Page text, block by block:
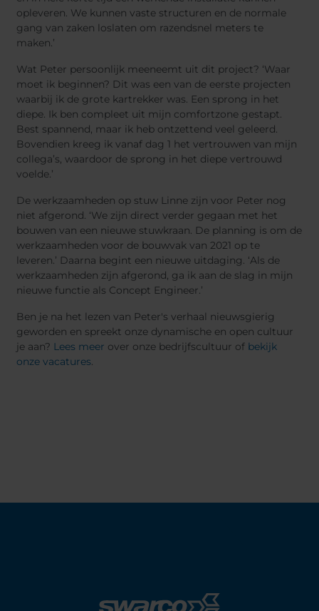
opleveren. We kunnen vaste structuren en de normale
gang van zaken loslaten om razendsnel meters te
maken.’
Wat Peter persoonlijk meeneemt uit dit project? ‘Waar
moet ik beginnen? Dit was een van de eerste projecten
waarbij ik de grote kartrekker was. Een sprong in het
diepe. Ik ben compleet uit mijn comfortzone gestapt.
Best spannend, maar ik heb ontzettend veel geleerd.
Bovendien kreeg ik vanaf dag 1 het vertrouwen van mijn
collega’s, waardoor de sprong in het diepe vertrouwd
voelde.’
De werkzaamheden op stuw Linne zijn voor Peter nog
niet afgerond. ‘We zijn direct verder gegaan met het
bouwen van een nieuwe stuwkraan. De planning is om de
werkzaamheden voor de bouwvak van 2021 op te
leveren.’ Daarna begint een nieuwe uitdaging. ‘Als de
werkzaamheden zijn afgerond, ga ik aan de slag in mijn
nieuwe functie als Concept Engineer.’
Ben je na het lezen van Peter's verhaal nieuwsgierig
geworden en spreekt onze dynamische en open cultuur
je aan? Lees meer over onze bedrijfscultuur of bekijk
onze vacatures.